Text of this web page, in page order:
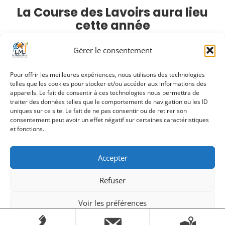
Gérer le consentement
Pour offrir les meilleures expériences, nous utilisons des technologies
telles que les cookies pour stocker et/ou accéder aux informations des
appareils. Le fait de consentir à ces technologies nous permettra de
traiter des données telles que le comportement de navigation ou les ID
uniques sur ce site. Le fait de ne pas consentir ou de retirer son
consentement peut avoir un effet négatif sur certaines caractéristiques
et fonctions.
Accepter
Refuser
Voir les préférences
La Course des Lavoirs aura lieu
cette année
le dimanche 26 mai 2024
Arrivée cette année du marathon !
Création Androme Informatique